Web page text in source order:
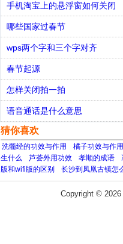
手机淘宝上的悬浮窗如何关闭
哪些国家过春节
wps两个字和三个字对齐
春节起源
怎样关闭拍一拍
语音通话是什么意思
猜你喜欢
洗髓经的功效与作用 橘子功效与作用
生什么
芦荟外用功效 孝顺的成语
版和wifi版的区别
长沙到凤凰古镇怎
Copyright © 2026